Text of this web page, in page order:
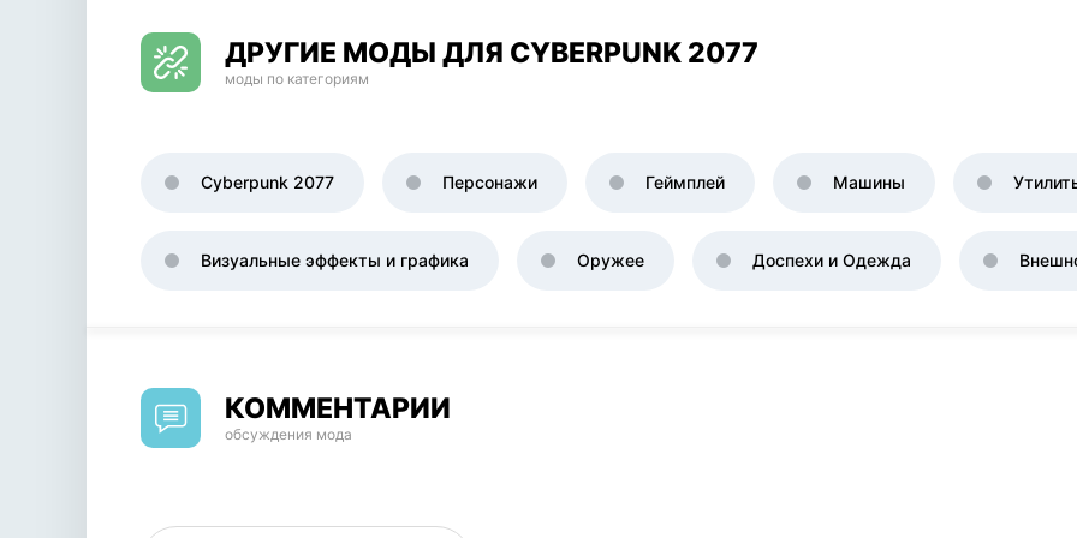
ДРУГИЕ МОДЫ ДЛЯ CYBERPUNK 2077
моды по категориям
Cyberpunk 2077 Персонажи Геймплей Машины
Визуальные эффекты и графика Оружее Доспехи и Одежда
КОММЕНТАРИИ
обсуждения мода